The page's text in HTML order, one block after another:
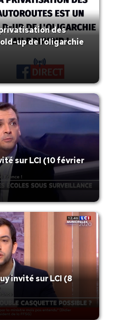
des
up de l’oligarchie
sur LCI (10 février
invité sur LCI (8